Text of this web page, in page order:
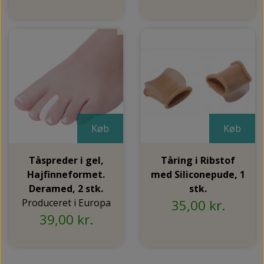
Køb
Tåspreder i gel,
Hajfinneformet.
Deramed, 2 stk.
Produceret i Europa
39,00 kr.
Køb
Tåring i Ribstof
med Siliconepude, 1
stk.
35,00 kr.